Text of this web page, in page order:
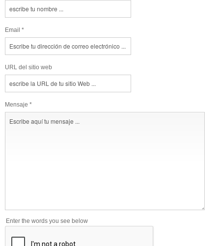
Email *
URL del sitio web
Mensaje *
Enter the words you see below